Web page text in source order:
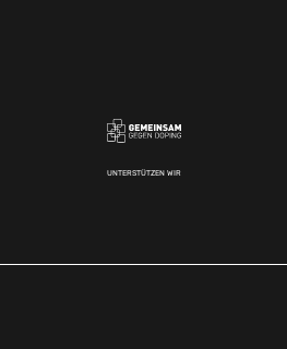
UNTERSTÜTZEN WIR